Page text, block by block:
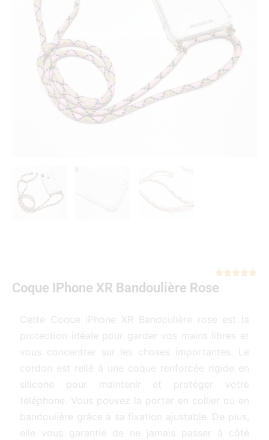

Coque IPhone XR Bandoulière Rose
Cette Coque iPhone XR Bandoulière rose est la
protection idéale pour garder vos mains libres et
vous concentrer sur les choses importantes. Le
cordon est relié à une coque renforcée rigide en
silicone pour maintenir et protéger votre
téléphone. Vous pouvez la porter en collier ou en
bandoulière grâce à sa fixation ajustable. De plus,
elle vous garantie de ne jamais passer à côté